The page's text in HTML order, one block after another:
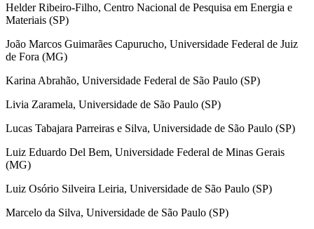
Helder Ribeiro-Filho, Centro Nacional de Pesquisa em Energia e
Materiais (SP)
João Marcos Guimarães Capurucho, Universidade Federal de Juiz
de Fora (MG)
Karina Abrahão, Universidade Federal de São Paulo (SP)
Livia Zaramela, Universidade de São Paulo (SP)
Lucas Tabajara Parreiras e Silva, Universidade de São Paulo (SP)
Luiz Eduardo Del Bem, Universidade Federal de Minas Gerais
(MG)
Luiz Osório Silveira Leiria, Universidade de São Paulo (SP)
Marcelo da Silva, Universidade de São Paulo (SP)